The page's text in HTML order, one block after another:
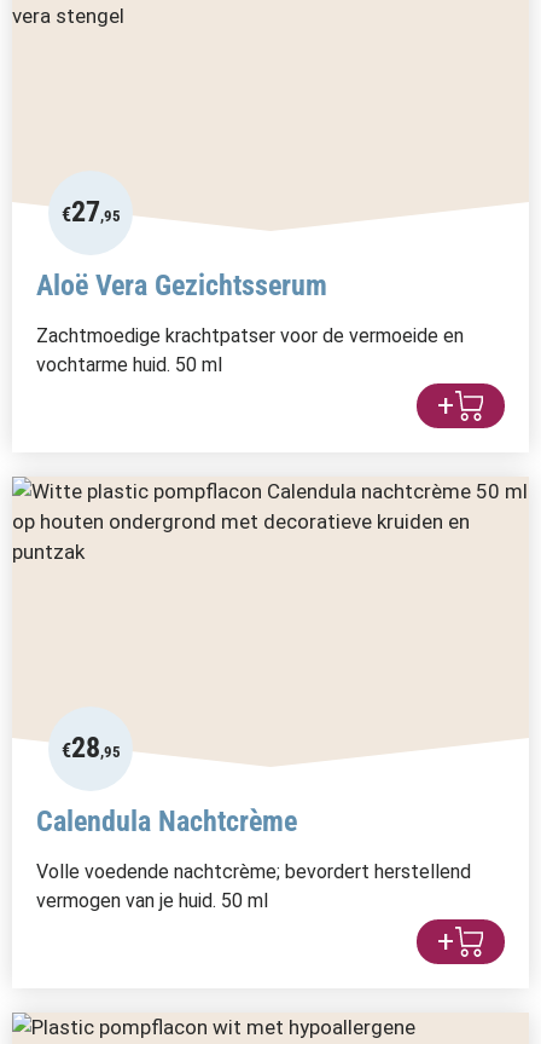
€27,95
Aloë Vera Gezichtsserum
Zachtmoedige krachtpatser voor de vermoeide en
vochtarme huid. 50 ml
+
€28,95
Calendula Nachtcrème
Volle voedende nachtcrème; bevordert herstellend
vermogen van je huid. 50 ml
+